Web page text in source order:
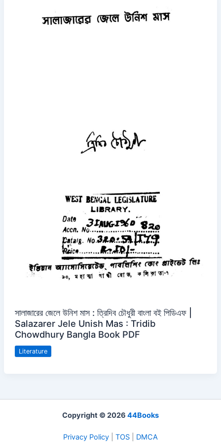
সালাজারের জেলে উনিশ মাস : ত্রিদিব চৌধুরী বাংলা বই পিডিএফ |
Salazarer Jele Unish Mas : Tridib
Chowdhury Bangla Book PDF
Literature
Copyright © 2026 44Books
Privacy Policy TOS DMCA